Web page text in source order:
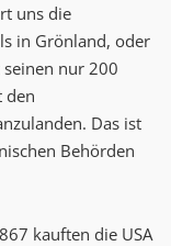
uns die
in Grönland, oder
nur 200
den
Das ist
Behörden
kauften die USA